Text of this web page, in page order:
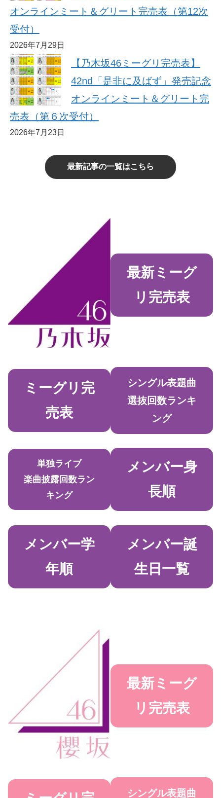
オンラインミート＆グリート完売表（第12次
受付）
2026年7月29日
【乃木坂46ミーグリ完売表】
42nd「是非に及ばず」発売記念
オンラインミート＆グリート完
売表（第６次受付）
2026年7月23日
最新記事の一覧はこちら
最新ミーグ
リ完売表
ミーグリ完
売表
シングル表題曲
選抜回数ランキ
ング
単独ライブ
楽曲披露回数ラン
キング
メンバー身
長順
メンバー学
年順
メンバー誕
生日一覧
最新ミーグ
リ完売表
シングル表題曲